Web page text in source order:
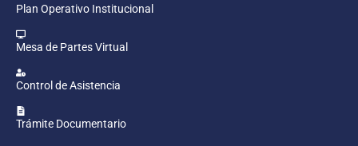
Plan Operativo Institucional
Mesa de Partes Virtual
Control de Asistencia
Trámite Documentario